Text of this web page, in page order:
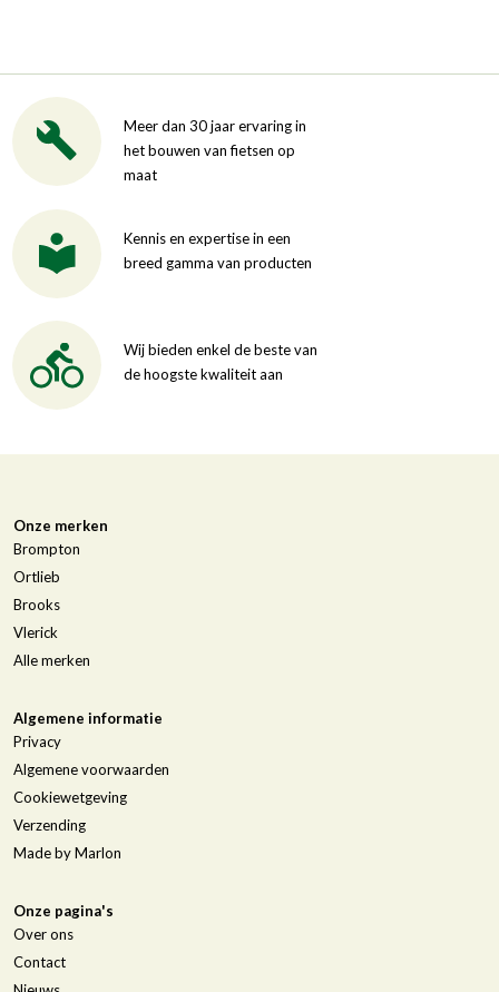
Meer dan 30 jaar ervaring in
het bouwen van fietsen op
maat
Kennis en expertise in een
breed gamma van producten
Wij bieden enkel de beste van
de hoogste kwaliteit aan
Onze merken
Brompton
Ortlieb
Brooks
Vlerick
Alle merken
Algemene informatie
Privacy
Algemene voorwaarden
Cookiewetgeving
Verzending
Made by Marlon
Onze pagina's
Over ons
Contact